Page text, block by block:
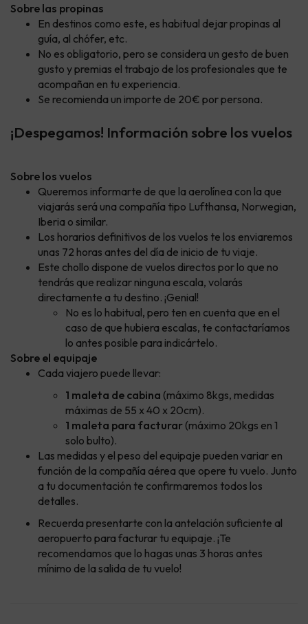
Sobre las propinas
En destinos como este, es habitual dejar propinas al
guía, al chófer, etc.
No es obligatorio, pero se considera un gesto de buen
gusto y premias el trabajo de los profesionales que te
acompañan en tu experiencia.
Se recomienda un importe de 20€ por persona.
¡Despegamos! Información sobre los vuelos
Sobre los vuelos
Queremos informarte de que la aerolínea con la que
viajarás será una compañía tipo Lufthansa, Norwegian,
Iberia o similar.
Los horarios definitivos de los vuelos te los enviaremos
unas 72 horas antes del día de inicio de tu viaje.
Este chollo dispone de vuelos directos por lo que no
tendrás que realizar ninguna escala, volarás
directamente a tu destino. ¡Genial!
No es lo habitual, pero ten en cuenta que en el
caso de que hubiera escalas, te contactaríamos
lo antes posible para indicártelo.
Sobre el equipaje
Cada viajero puede llevar:
1 maleta de cabina (máximo 8kgs, medidas
máximas de 55 x 40 x 20cm).
1 maleta para facturar (máximo 20kgs en 1
solo bulto).
Las medidas y el peso del equipaje pueden variar en
función de la compañía aérea que opere tu vuelo. Junto
a tu documentación te confirmaremos todos los
detalles.
Recuerda presentarte con la antelación suficiente al
aeropuerto para facturar tu equipaje. ¡Te
recomendamos que lo hagas unas 3 horas antes
mínimo de la salida de tu vuelo!